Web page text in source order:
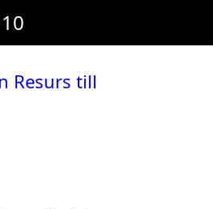
Resurs till